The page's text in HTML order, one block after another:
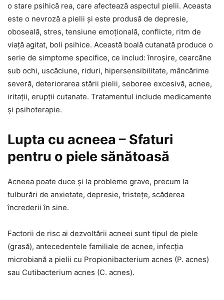
o stare psihică rea, care afectează aspectul pielii. Aceasta
este o nevroză a pielii și este produsă de depresie,
oboseală, stres, tensiune emoțională, conflicte, ritm de
viață agitat, boli psihice. Această boală cutanată produce o
serie de simptome specifice, ce includ: înroșire, cearcăne
sub ochi, uscăciune, riduri, hipersensibilitate, mâncărime
severă, deteriorarea stării pielii, seboree excesivă, acnee,
iritații, erupții cutanate. Tratamentul include medicamente
și psihoterapie.
Lupta cu acneea – Sfaturi
pentru o piele sănătoasă
Acneea poate duce și la probleme grave, precum la
tulburări de anxietate, depresie, tristețe, scăderea
încrederii în sine.
Factorii de risc ai dezvoltării acneei sunt tipul de piele
(grasă), antecedentele familiale de acnee, infecția
microbiană a pielii cu Propionibacterium acnes (P. acnes)
sau Cutibacterium acnes (C. acnes).